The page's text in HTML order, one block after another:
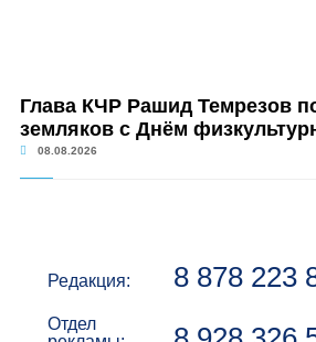
Глава КЧР Рашид Темрезов
земляков с Днём
08.08.2026
Редакция: 8 878 223
Отдел